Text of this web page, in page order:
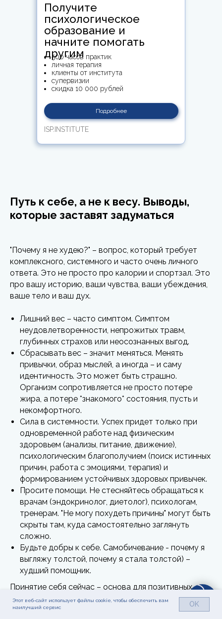
500 часов практик
личная терапия
клиенты от института
супервизии
скидка 10 000 рублей
Получите
психологическое
образование и
начните помогать
другим
Подробнее
ISP.INSTITUTE
Путь к себе, а не к весу. Выводы,
которые заставят задуматься
"Почему я не худею?" – вопрос, который требует
комплексного, системного и часто очень личного
ответа. Это не просто про калории и спортзал. Это
про вашу историю, ваши чувства, ваши убеждения,
ваше тело и ваш дух.
Лишний вес – часто симптом. Симптом
неудовлетворенности, непрожитых травм,
глубинных страхов или неосознанных выгод.
Сбрасывать вес – значит меняться. Менять
привычки, образ мыслей, а иногда – и саму
идентичность. Это может быть страшно.
Организм сопротивляется не просто потере
жира, а потере *знакомого* состояния, пусть и
некомфортного.
Сила в системности. Успех придет только при
одновременной работе над физическим
здоровьем (анализы, питание, движение),
психологическим благополучием (поиск истинных
причин, работа с эмоциями, терапия) и
формированием устойчивых здоровых привычек.
Просите помощи. Не стесняйтесь обращаться к
врачам (эндокринолог, диетолог), психологам,
тренерам. "Не могу похудеть причины" могут быть
скрыты там, куда самостоятельно заглянуть
сложно.
Будьте добры к себе. Самобичевание - почему я
выгляжу толстой, почему я стала толстой) –
худший помощник.
Принятие себя сейчас – основа для позитивных
изменений.
Сказать себе да, согласиться с тем, как есть сейчас.
Этот веб-сайт использует файлы cookie, чтобы обеспечить вам
наилучший сервис
OK